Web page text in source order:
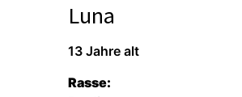
Luna
13 Jahre alt
Rasse: